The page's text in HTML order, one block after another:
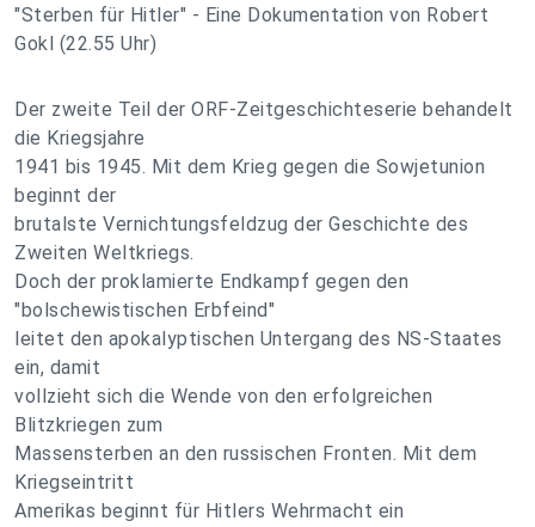
"Sterben für Hitler" - Eine Dokumentation von Robert
Gokl (22.55 Uhr)
Der zweite Teil der ORF-Zeitgeschichteserie behandelt
die Kriegsjahre
1941 bis 1945. Mit dem Krieg gegen die Sowjetunion
beginnt der
brutalste Vernichtungsfeldzug der Geschichte des
Zweiten Weltkriegs.
Doch der proklamierte Endkampf gegen den
"bolschewistischen Erbfeind"
leitet den apokalyptischen Untergang des NS-Staates
ein, damit
vollzieht sich die Wende von den erfolgreichen
Blitzkriegen zum
Massensterben an den russischen Fronten. Mit dem
Kriegseintritt
Amerikas beginnt für Hitlers Wehrmacht ein